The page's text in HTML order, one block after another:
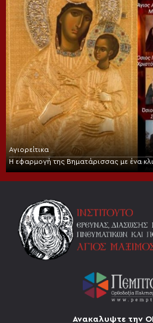
Αγιορείτικα
Η εφαρμογή της Βηματάρισσας με ένα
Ανακαλυψτε την